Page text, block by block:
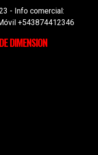
- Info comercial:
+543874412346
DIMENSION